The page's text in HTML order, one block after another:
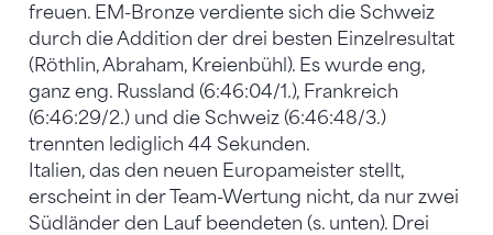
freuen. EM-Bronze verdiente sich die Schweiz
durch die Addition der drei besten Einzelresultat
(Röthlin, Abraham, Kreienbühl). Es wurde eng,
ganz eng. Russland (6:46:04/1.), Frankreich
(6:46:29/2.) und die Schweiz (6:46:48/3.)
trennten lediglich 44 Sekunden.
Italien, das den neuen Europameister stellt,
erscheint in der Team-Wertung nicht, da nur zwei
Südländer den Lauf beendeten (s. unten). Drei